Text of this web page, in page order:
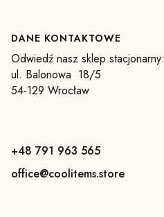
DANE KONTAKTOWE
Odwiedź nasz sklep stacjonarny:
ul. Balonowa 18/5
54-129 Wrocław
+48 791 963 565
office@coolitems.store